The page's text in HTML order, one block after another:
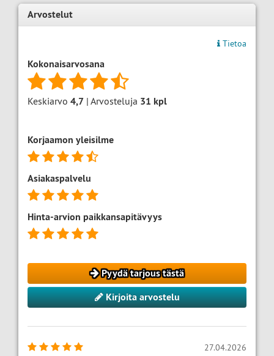
Arvostelut
Tietoa
Kokonaisarvosana
Keskiarvo 4,7 | Arvosteluja 31 kpl
Korjaamon yleisilme
Asiakaspalvelu
Hinta-arvion paikkansapitävyys
Pyydä tarjous tästä
Kirjoita arvostelu
27.04.2026